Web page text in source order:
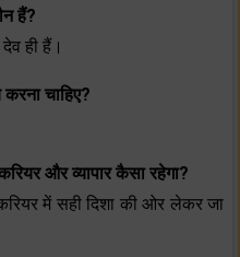
हैं?
ही हैं।
चाहिए?
और व्यापार कैसा रहेगा?
में सही दिशा की ओर लेकर जा